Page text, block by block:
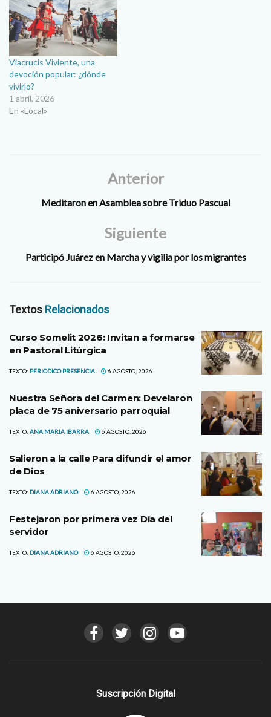
Viacrucis Viviente, una
devoción popular: ¿dónde
vivirlo?
1 abril, 2026
En «Local»
Anterior
Meditaron en Asamblea sobre Triduo Pascual
Siguiente
Participó Juárez en Marcha y vigilia por los migrantes
Textos Relacionados
Curso Somelit 2026: Invitan a formarse
en Pastoral Litúrgica
TEXTO: PERIODICO PRESENCIA 6 AGOSTO, 2026
Nuestra Señora del Carmen: Develaron
placa de 75 aniversario parroquial
TEXTO: ANA MARIA IBARRA 6 AGOSTO, 2026
Salieron a la calle Para difundir el amor
de Dios
TEXTO: DIANA ADRIANO 6 AGOSTO, 2026
Festejaron por primera vez Día del
servidor
TEXTO: DIANA ADRIANO 6 AGOSTO, 2026
Suscripción Digital